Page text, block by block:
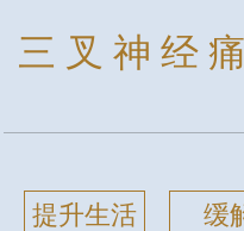
三叉神经
提升生活
缓